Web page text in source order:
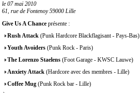
Tous
évènements
à
venir
un
le 07 mai 2010
61, rue de Fontenoy 59000 Lille
Give Us A Chance présente :
Rush Attack (Punk Hardcore Blackflagisant - Pays-Bas)
Youth Avoiders (Punk Rock - Paris)
The Lorenzo Staelens (Foot Garage - KWSC Lauwe)
Anxiety Attack (Hardcore avec des membres - Lille)
Coffee Mug (Punk Rock bar - Lille)